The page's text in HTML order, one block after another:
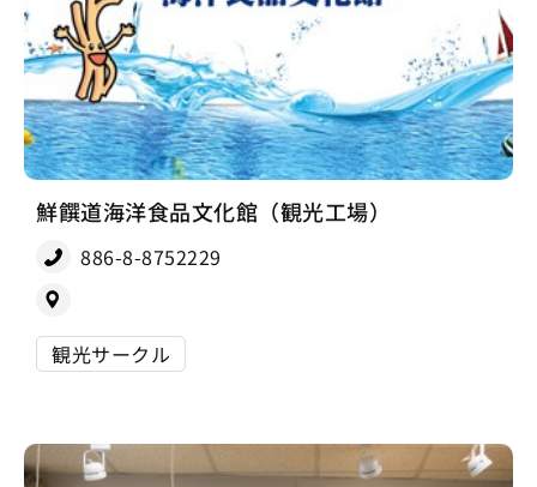
鮮饌道海洋食品文化館（観光工場）
886-8-8752229
観光サークル